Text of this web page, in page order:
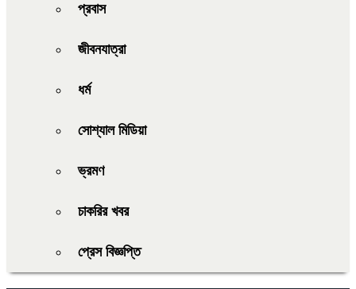
প্রবাস
জীবনযাত্রা
ধর্ম
সোশ্যাল মিডিয়া
ভ্রমণ
চাকরির খবর
প্রেস বিজ্ঞপ্তি